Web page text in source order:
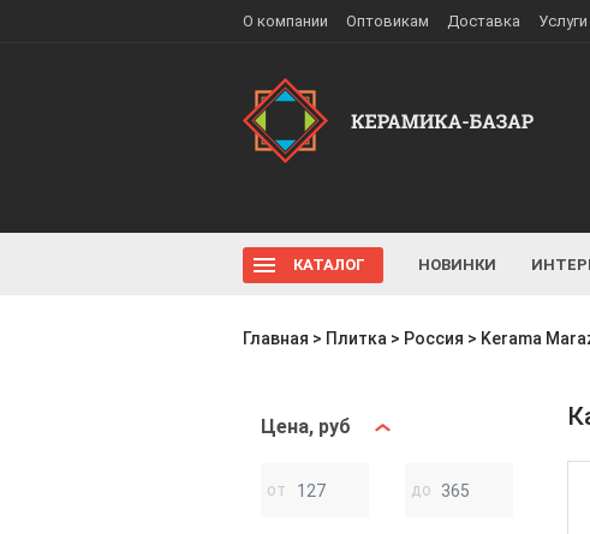
О компании Оптовикам Доставка Услуги
КАТАЛОГ НОВИНКИ
Главная > Плитка > Россия > Kerama
Цена, руб